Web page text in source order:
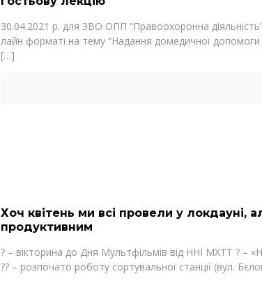
30.04.2021 р. для ЗВО ОПП “Правоохоронна
лайн форматі на тему “Надання домедичної допомоги
[…]
Хоч квітень ми всі провели у локдауні,
продуктивним
? – вікторина до Дня Мультфільмів від ННІ МХТТ ? –
?? – розпочато роботу сортувальної станції (вул.